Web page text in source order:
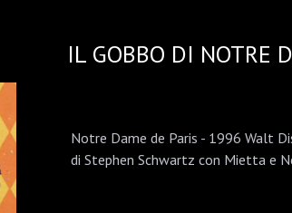
IL GOBBO DI NOTRE
Notre Dame de Paris - 1996 Walt
di Stephen Schwartz con Mietta e